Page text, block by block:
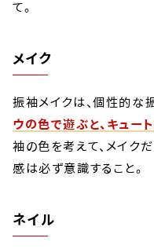
て。
メイク
振袖メイクは、個性的な
ウの色で遊ぶと、キュー
袖の色を考えて、メイク
感は必ず意識すること。
ネイル